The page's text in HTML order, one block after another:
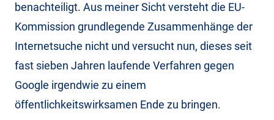
benachteiligt. Aus meiner Sicht versteht die EU-
Kommission grundlegende Zusammenhänge der
Internetsuche nicht und versucht nun, dieses seit
fast sieben Jahren laufende Verfahren gegen
Google irgendwie zu einem
öffentlichkeitswirksamen Ende zu bringen.